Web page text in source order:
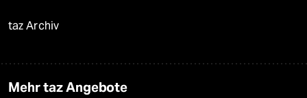
taz Archiv
Mehr taz Angebote